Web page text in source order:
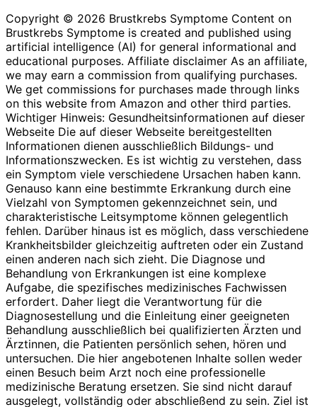
Copyright © 2026 Brustkrebs Symptome Content on
Brustkrebs Symptome is created and published using
artificial intelligence (AI) for general informational and
educational purposes. Affiliate disclaimer As an affiliate,
we may earn a commission from qualifying purchases.
We get commissions for purchases made through links
on this website from Amazon and other third parties.
Wichtiger Hinweis: Gesundheitsinformationen auf dieser
Webseite Die auf dieser Webseite bereitgestellten
Informationen dienen ausschließlich Bildungs- und
Informationszwecken. Es ist wichtig zu verstehen, dass
ein Symptom viele verschiedene Ursachen haben kann.
Genauso kann eine bestimmte Erkrankung durch eine
Vielzahl von Symptomen gekennzeichnet sein, und
charakteristische Leitsymptome können gelegentlich
fehlen. Darüber hinaus ist es möglich, dass verschiedene
Krankheitsbilder gleichzeitig auftreten oder ein Zustand
einen anderen nach sich zieht. Die Diagnose und
Behandlung von Erkrankungen ist eine komplexe
Aufgabe, die spezifisches medizinisches Fachwissen
erfordert. Daher liegt die Verantwortung für die
Diagnosestellung und die Einleitung einer geeigneten
Behandlung ausschließlich bei qualifizierten Ärzten und
Ärztinnen, die Patienten persönlich sehen, hören und
untersuchen. Die hier angebotenen Inhalte sollen weder
einen Besuch beim Arzt noch eine professionelle
medizinische Beratung ersetzen. Sie sind nicht darauf
ausgelegt, vollständig oder abschließend zu sein. Ziel ist